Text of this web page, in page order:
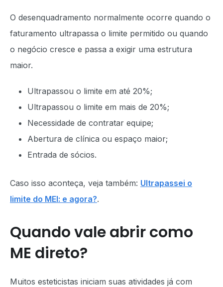
O desenquadramento normalmente ocorre quando o
faturamento ultrapassa o limite permitido ou quando
o negócio cresce e passa a exigir uma estrutura
maior.
Ultrapassou o limite em até 20%;
Ultrapassou o limite em mais de 20%;
Necessidade de contratar equipe;
Abertura de clínica ou espaço maior;
Entrada de sócios.
Caso isso aconteça, veja também: Ultrapassei o
limite do MEI: e agora?.
Quando vale abrir como
ME direto?
Muitos esteticistas iniciam suas atividades já com